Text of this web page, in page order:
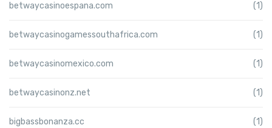
betwaycasinoespana.com (1)
betwaycasinogamessouthafrica.com (1)
betwaycasinomexico.com (1)
betwaycasinonz.net (1)
bigbassbonanza.cc (1)